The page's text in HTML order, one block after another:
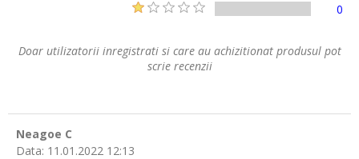
0
Doar utilizatorii inregistrati si care au achizitionat produsul pot
scrie recenzii
Neagoe C
Data: 11.01.2022 12:13